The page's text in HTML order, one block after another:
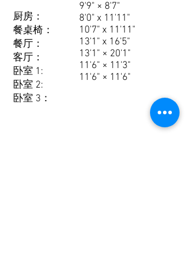
厨房：
餐桌椅：
餐厅：
客厅：
卧室 1:
卧室 2:
卧室 3：
9'9" × 8'7"
8'0" x 11'11"
10'7" x 11'11"
13'1" x 16'5"
13'1" × 20'1"
11'6" × 11'3"
11'6" × 11'6"